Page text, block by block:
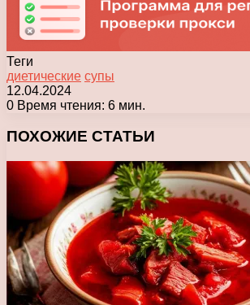
Теги
диетические супы
12.04.2024
0 Время чтения: 6 мин.
ПОХОЖИЕ СТАТЬИ